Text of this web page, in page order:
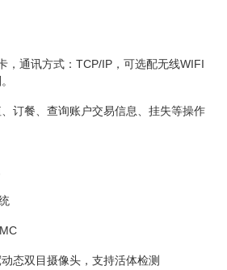
，通讯方式：TCP/IP，可选配无线WIFI
订餐、查询账户交易信息、挂失等操作
态双目摄像头，支持活体检测